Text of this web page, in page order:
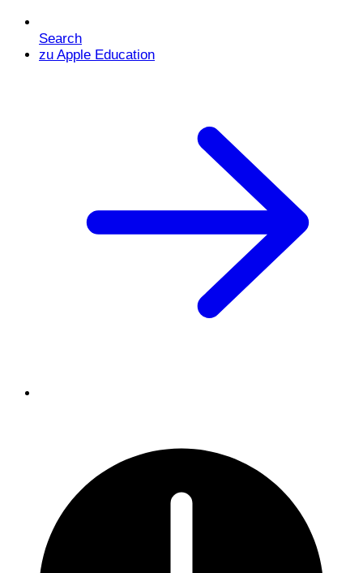
Search
zu Apple Education